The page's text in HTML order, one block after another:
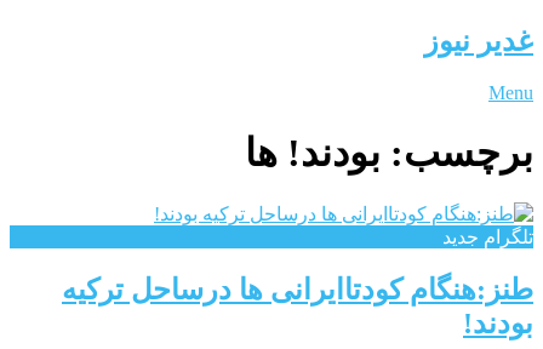
غدیر نیوز
Menu
برچسب: بودند! ها
تلگرام جدید
طنز:هنگام کودتاایرانی ها درساحل ترکیه
بودند!